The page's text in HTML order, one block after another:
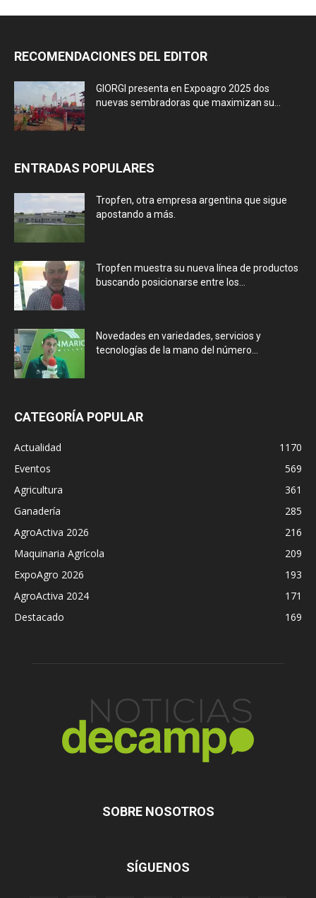
RECOMENDACIONES DEL EDITOR
GIORGI presenta en Expoagro 2025 dos
nuevas sembradoras que maximizan su...
ENTRADAS POPULARES
Tropfen, otra empresa argentina que sigue
apostando a más.
Tropfen muestra su nueva línea de productos
buscando posicionarse entre los...
Novedades en variedades, servicios y
tecnologías de la mano del número...
CATEGORÍA POPULAR
Actualidad
1170
Eventos
569
Agricultura
361
Ganadería
285
AgroActiva 2026
216
Maquinaria Agrícola
209
ExpoAgro 2026
193
AgroActiva 2024
171
Destacado
169
SOBRE NOSOTROS
SÍGUENOS